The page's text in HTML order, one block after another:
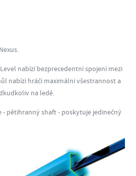
nabízí bezprecedentní spojení mezi
nabízí hráči maximální všestrannost a
na ledě.
- pětihranný shaft - poskytuje jedinečný